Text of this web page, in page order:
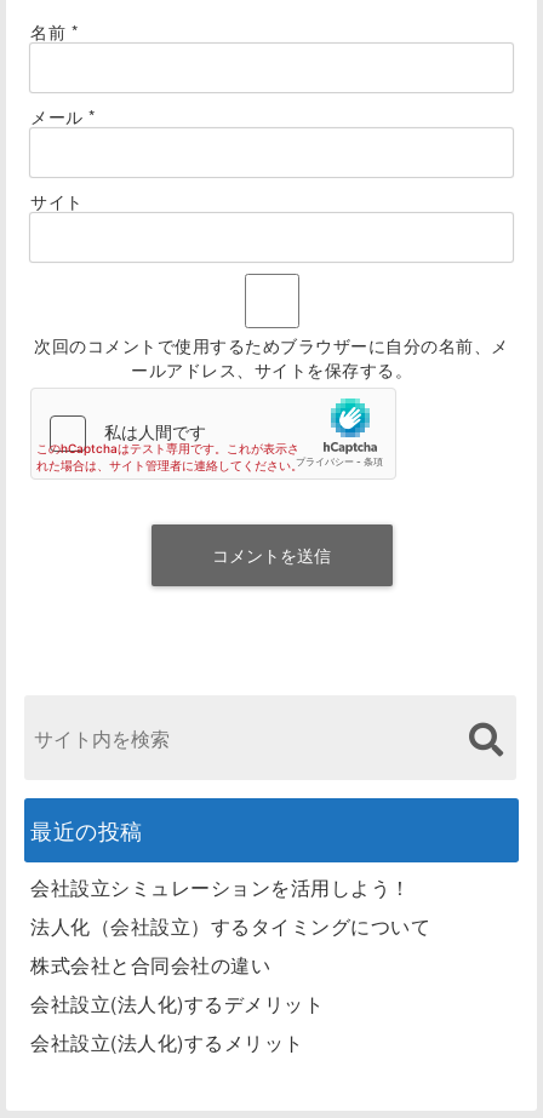
名前 *
メール *
サイト
次回のコメントで使用するためブラウザーに自分の名前、メ
ールアドレス、サイトを保存する。
最近の投稿
会社設立シミュレーションを活用しよう！
法人化（会社設立）するタイミングについて
株式会社と合同会社の違い
会社設立(法人化)するデメリット
会社設立(法人化)するメリット